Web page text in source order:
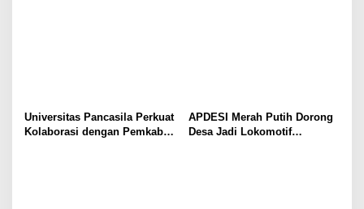
Universitas Pancasila Perkuat
Kolaborasi dengan Pemkab
APDESI Merah Putih Dorong
Desa Jadi Lokomotif